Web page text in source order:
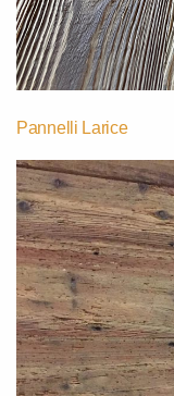
Pannelli Larice